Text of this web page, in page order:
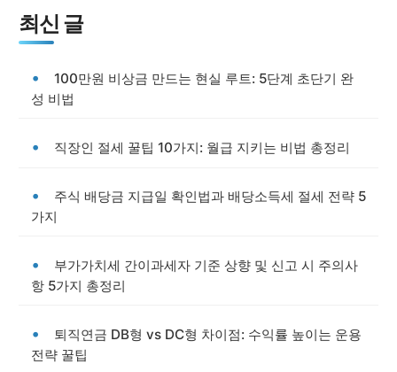
최신 글
100만원 비상금 만드는 현실 루트: 5단계 초단기 완
성 비법
직장인 절세 꿀팁 10가지: 월급 지키는 비법 총정리
주식 배당금 지급일 확인법과 배당소득세 절세 전략 5
가지
부가가치세 간이과세자 기준 상향 및 신고 시 주의사
항 5가지 총정리
퇴직연금 DB형 vs DC형 차이점: 수익률 높이는 운용
전략 꿀팁